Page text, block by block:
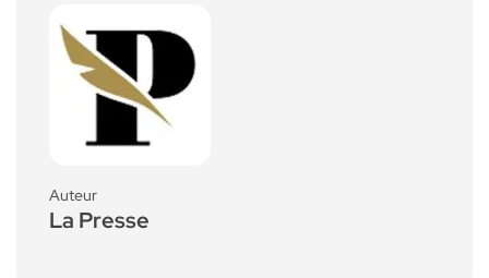
Auteur
La Presse